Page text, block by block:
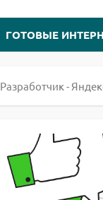
ГОТОВЫЕ
Разработчик -